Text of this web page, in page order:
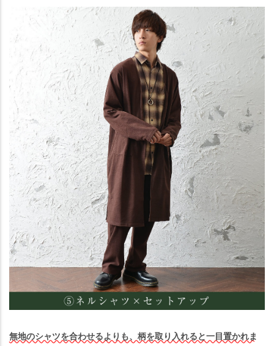
無地のシャツを合わせるよりも、柄を取り入れると一目置かれま